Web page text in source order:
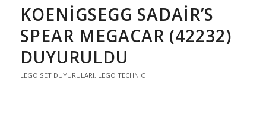
KOENIGSEGG SADAIR’S
SPEAR MEGACAR (42232)
DUYURULDU
LEGO SET DUYURULARI, LEGO TECHNIC